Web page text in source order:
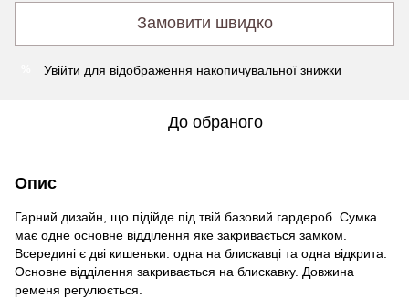
Замовити швидко
Увійти для відображення накопичувальної знижки
До обраного
Опис
Гарний дизайн, що підійде під твій базовий гардероб. Сумка
має одне основне відділення яке закривається замком.
Всередині є дві кишеньки: одна на блискавці та одна відкрита.
Основне відділення закривається на блискавку. Довжина
ременя регулюється.